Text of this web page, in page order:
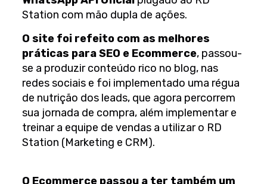
Station com mão dupla de ações.
O site foi refeito com as melhores
práticas para SEO e Ecommerce, passou-
se a produzir conteúdo rico no blog, nas
redes sociais e foi implementado uma régua
de nutrição dos leads, que agora percorrem
sua jornada de compra, além implementar e
treinar a equipe de vendas a utilizar o RD
Station (Marketing e CRM).
O Ecommerce passou a ter também um